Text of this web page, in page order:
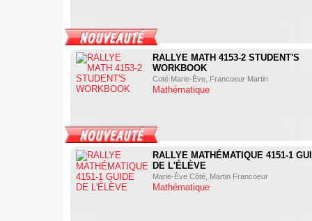
RALLYE MATH 4153-2 STUDENT'S
WORKBOOK
Coté Marie-Ève, Francoeur Martin
Mathématique
RALLYE MATHÉMATIQUE 4151-1
DE L'ÉLÈVE
Marie-Ève Côté, Martin Francoeur
Mathématique